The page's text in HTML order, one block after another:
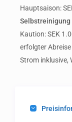
Hauptsaison:
Selbstreinigung
Kaution: SEK
erfolgter
Strom inklusive,